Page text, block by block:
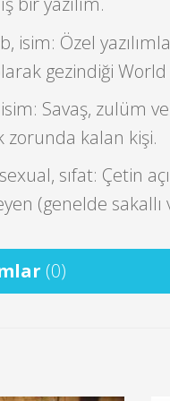
isim: Özel
gezindiği
Savaş, zulüm
zorunda kalan kişi.
sıfat: Çetin
(genelde
(0)